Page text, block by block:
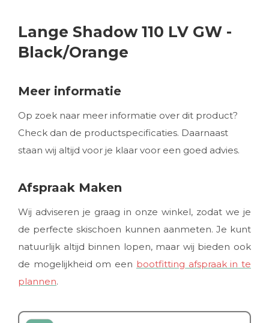
Lange Shadow 110 LV GW -
Black/Orange
Meer informatie
Op zoek naar meer informatie over dit product?
Check dan de productspecificaties. Daarnaast
staan wij altijd voor je klaar voor een goed advies.
Afspraak Maken
Wij adviseren je graag in onze winkel, zodat we je
de perfecte skischoen kunnen aanmeten. Je kunt
natuurlijk altijd binnen lopen, maar wij bieden ook
de mogelijkheid om een bootfitting afspraak in te
plannen.